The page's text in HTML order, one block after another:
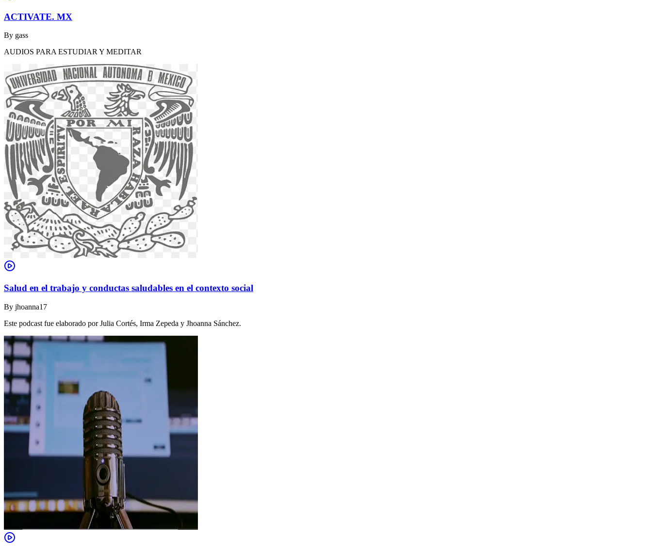
ACTIVATE. MX
By gass
AUDIOS PARA ESTUDIAR Y MEDITAR
Salud en el trabajo y conductas saludables en el contexto social
By jhoanna17
Este podcast fue elaborado por Julia Cortés, Irma Zepeda y Jhoanna Sánchez.